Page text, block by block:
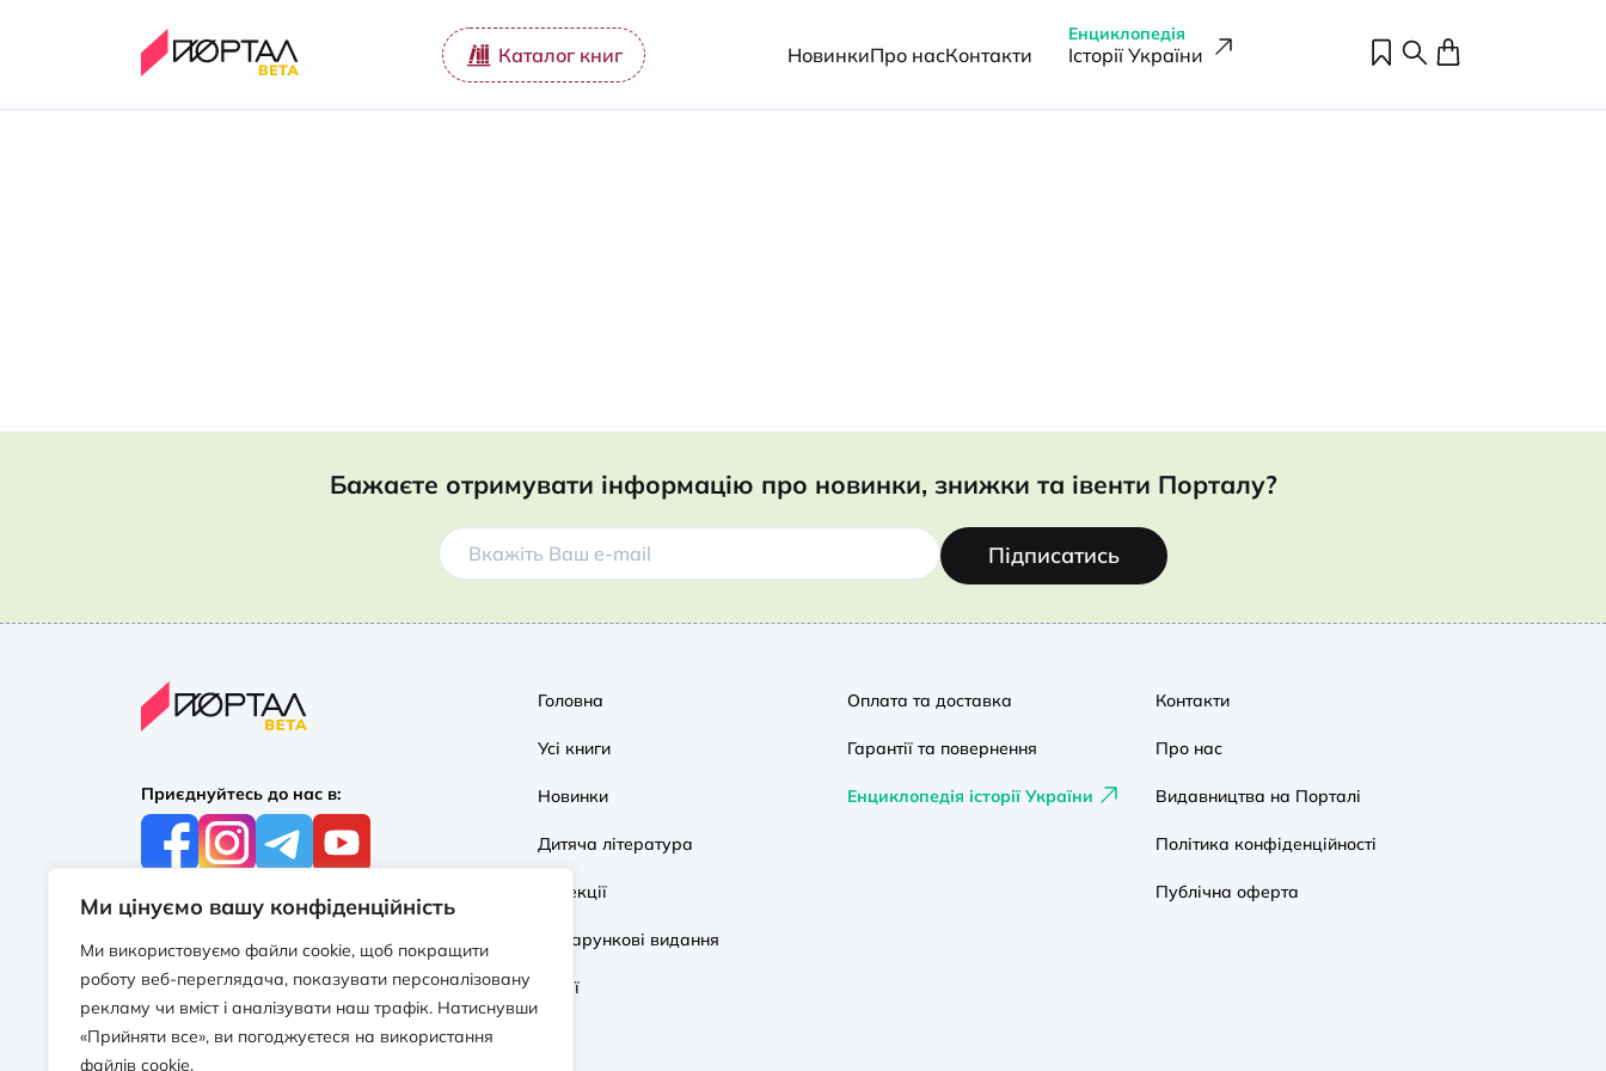
Ми цінуємо вашу конфіденційність
Ми використовуємо файли cookie, щоб покращити
роботу веб-переглядача, показувати персоналізовану
рекламу чи вміст і аналізувати наш трафік. Натиснувши
«Прийняти все», ви погоджуєтеся на використання
файлів cookie.
Каталог книг НовинкиПро насКонтакти
Енциклопедія
Історії України
Бажаєте отримувати інформацію про новинки, знижки та івенти Порталу?
Підписатись
Приєднуйтесь до нас в:
З усіх питань:
+38 097 244 16 56
info@portalbooks.com.ua
Працюємо в будні з 10:00 до 18:00
З приводу співпраці:
Головна
Усі книги
Новинки
Дитяча література
Колекції
Подарункові видання
Акції
Оплата та доставка
Гарантії та повернення
Енциклопедія історії України
Контакти
Про нас
Видавництва на Порталі
Політика конфіденційності
Публічна оферта